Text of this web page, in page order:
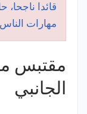
قائدا ناجحا،
مهارات الناس
مقتبس
الجانبي